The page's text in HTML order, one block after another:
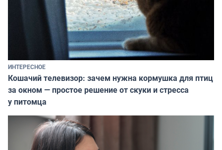
ИНТЕРЕСНОЕ
Кошачий телевизор: зачем нужна кормушка для птиц
за окном — простое решение от скуки и стресса
у питомца